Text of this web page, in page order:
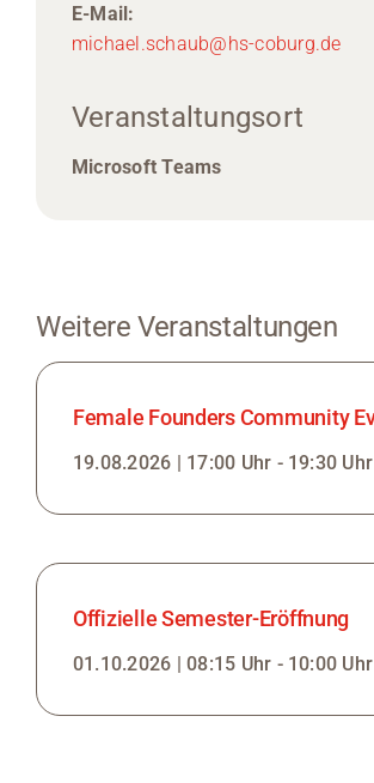
E-Mail:
michael.schaub@hs-coburg.de
Veranstaltungsort
Microsoft Teams
Weitere Veranstaltungen
Female Founders Community
19.08.2026 | 17:00 Uhr - 19:30 Uhr
Offizielle Semester-Eröffnung
01.10.2026 | 08:15 Uhr - 10:00 Uhr